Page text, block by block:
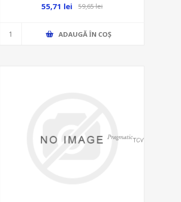
55,71 lei 59,65 lei
ADAUGĂ ȊN COŞ